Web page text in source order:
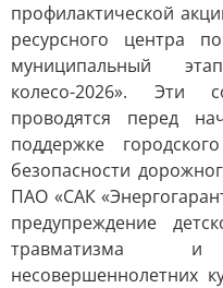
профилактической
ресурсного центра
муниципальный
колесо-2026». Эти
проводятся перед
поддержке
безопасности
ПАО «САК
предупреждение
травматизма
несовершеннолетних